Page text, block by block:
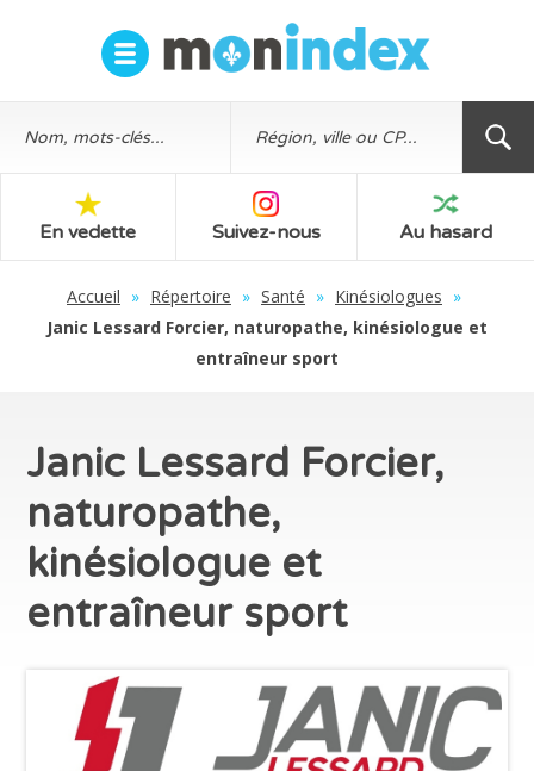
En vedette Suivez-nous Au hasard
Accueil » Répertoire » Santé » Kinésiologues »
Janic Lessard Forcier, naturopathe, kinésiologue et
entraîneur sport
Janic Lessard Forcier,
naturopathe,
kinésiologue et
entraîneur sport